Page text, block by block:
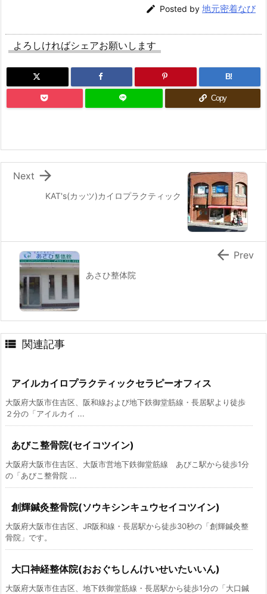
 Posted by 地元密着なび
よろしければシェアお願いします
B!
Copy
KAT's(カッツ)カイロプラクティック

Next
あさひ整体院
 Prev
 関連記事
アイルカイロプラクティックセラピーオフィス
大阪府大阪市住吉区、阪和線および地下鉄御堂筋線・長居駅より徒歩
２分の「アイルカイ ...
あびこ整骨院(セイコツイン)
大阪府大阪市住吉区、大阪市営地下鉄御堂筋線 あびこ駅から徒歩1分
の「あびこ整骨院 ...
創輝鍼灸整骨院(ソウキシンキュウセイコツイン)
大阪府大阪市住吉区、JR阪和線・長居駅から徒歩30秒の「創輝鍼灸整
骨院」です。
大口神経整体院(おおぐちしんけいせいたいいん)
大阪府大阪市住吉区、地下鉄御堂筋線・長居駅から徒歩1分の「大口鍼